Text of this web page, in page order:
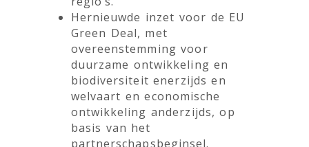
Hernieuwde inzet voor de EU
Green Deal, met
overeenstemming voor
duurzame ontwikkeling en
biodiversiteit enerzijds en
welvaart en economische
ontwikkeling anderzijds, op
basis van het
partnerschapsbeginsel.